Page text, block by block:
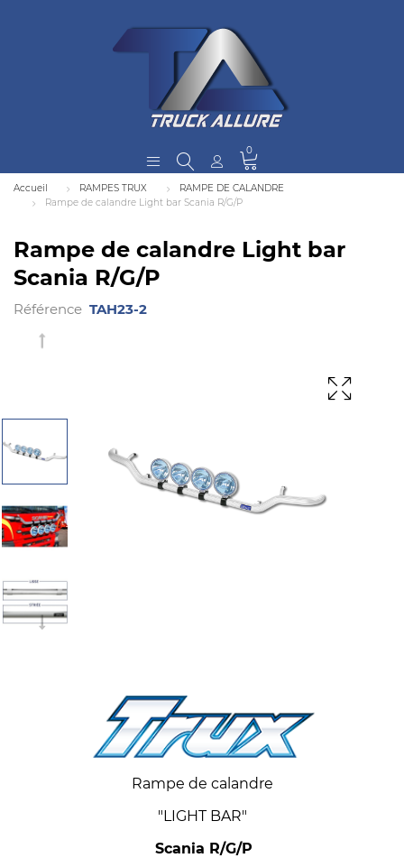
0
Accueil RAMPES TRUX
RAMPE DE CALANDRE
Rampe de calandre Light bar Scania R/G/P
Rampe de calandre Light bar
Scania R/G/P
Référence TAH23-2
Rampe de calandre
"LIGHT BAR"
Scania R/G/P